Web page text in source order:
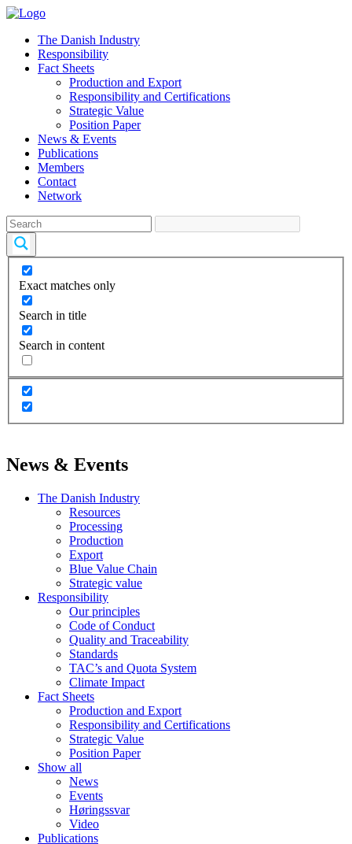
The Danish Industry
Responsibility
Fact Sheets
Production and Export
Responsibility and Certifications
Strategic Value
Position Paper
News & Events
Publications
Members
Contact
Network
Exact matches only
Search in title
Search in content
News & Events
The Danish Industry
Resources
Processing
Production
Export
Blue Value Chain
Strategic value
Responsibility
Our principles
Code of Conduct
Quality and Traceability
Standards
TAC’s and Quota System
Climate Impact
Fact Sheets
Production and Export
Responsibility and Certifications
Strategic Value
Position Paper
Show all
News
Events
Høringssvar
Video
Publications